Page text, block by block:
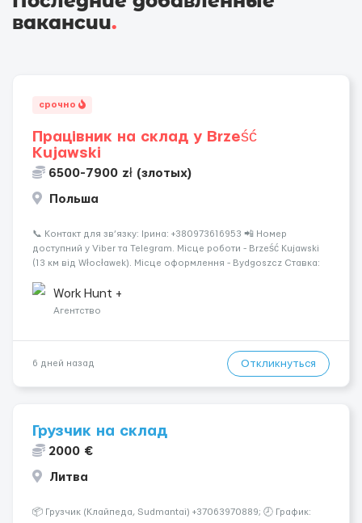
вакансии.
срочно
Працівник на склад у Brześć
Kujawski
6500-7900 zł (злотых)
Польша
📞 Контакт для зв’язку: Ірина: +380973616953 📲 Номер
доступний у Viber та Telegram. Місце роботи - Brześć Kujawski
(13 км від Włocławek). Місце оформлення - Bydgoszcz Ставка:
вар...Work Hunt +
Агентство
6 дней назад Откликнуться
Грузчик на склад
2000 €
Литва
📦 Грузчик (Клайпеда, Sudmantai) +37063970889; 🕗 График: